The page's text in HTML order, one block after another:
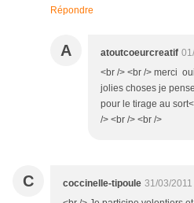
Répondre
A atoutcoeurcreatif
<br /> <br /> merci
jolies choses je
pour le tirage au
/> <br /> <br />
C coccinelle-tipoule 31/03/